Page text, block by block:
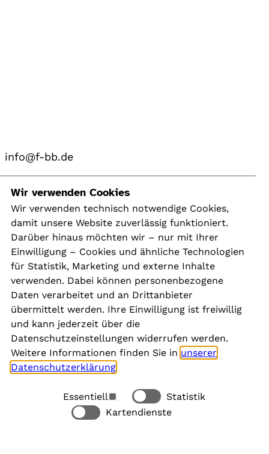
info@f-bb.de
Navigation
Kontakt
Presse
Aktuelles
Karriere
Newsletter
Social Media
Rechtliches
Wir verwenden Cookies
Wir verwenden technisch notwendige Cookies,
damit unsere Website zuverlässig funktioniert.
Darüber hinaus möchten wir – nur mit Ihrer
Einwilligung – Cookies und ähnliche Technologien
für Statistik, Marketing und externe Inhalte
verwenden. Dabei können personenbezogene
Daten verarbeitet und an Drittanbieter
übermittelt werden. Ihre Einwilligung ist freiwillig
und kann jederzeit über die
Datenschutzeinstellungen widerrufen werden.
Weitere Informationen finden Sie in unserer
Datenschutzerklärung
Essentiell
Statistik
Kartendienste